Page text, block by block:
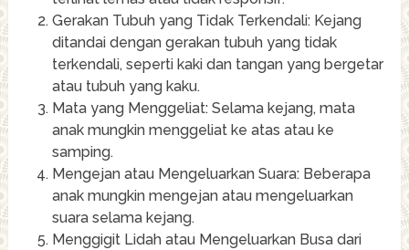
Gerakan Tubuh yang Tidak Terkendali: Kejang
ditandai dengan gerakan tubuh yang tidak
terkendali, seperti kaki dan tangan yang bergetar
atau tubuh yang kaku.
Mata yang Menggeliat: Selama kejang, mata
anak mungkin menggeliat ke atas atau ke
samping.
Mengejan atau Mengeluarkan Suara: Beberapa
anak mungkin mengejan atau mengeluarkan
suara selama kejang.
Menggigit Lidah atau Mengeluarkan Busa dari